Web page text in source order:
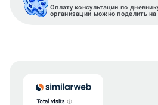
Оплату консультации по
организации можно поделить